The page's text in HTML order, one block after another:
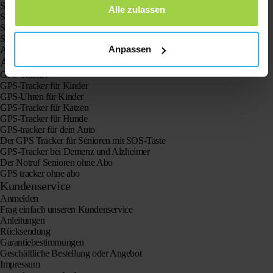
Alle zulassen
Anpassen
Spotter GPS-Tracker X10
Spotter Senior GPS-Uhr
Spotter GPS-Uhr Explorer
Spotter GPS-Uhr für Kinder
Animal Spotter
Anwendungen
GPS-Tracker
GPS-Tracker für Kinder
GPS-Uhren für Kinder
GPS-Tracker für Katzen
GPS-Tracker für Hunde
GPS-tracker für dein Auto
Der GPS Tracker für Senioren mit SOS-Taste
GPS-Tracker bei Demenz und Alzheimer
Der Notruf Senioren ohne Abo
GPS tracker ohne abo
Kundenservice
Anmelden
Frag einfach unseren Kundenservice
Anleitungen
Rücksendung
Garantiebestimmungen
Geschäftliche Bestellung oder Angebot
Impressum